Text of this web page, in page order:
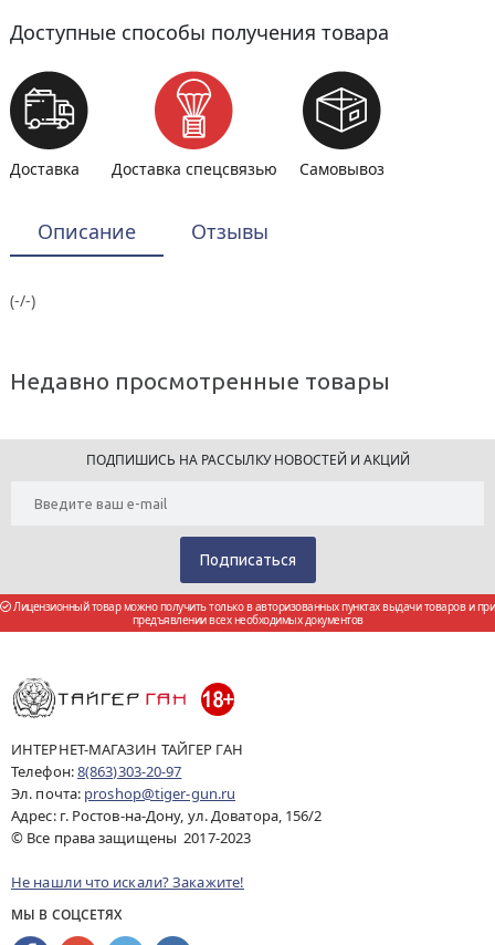
Доступные способы получения товара
Доставка Доставка спецсвязью Самовывоз
Описание Отзывы
(-/-)
Недавно просмотренные товары
ПОДПИШИСЬ НА РАССЫЛКУ НОВОСТЕЙ И АКЦИЙ
Лицензионный товар можно получить только в авторизованных пунктах выдачи товаров и при
предъявлении всех необходимых документов
ИНТЕРНЕТ-МАГАЗИН ТАЙГЕР ГАН
Телефон:8(863)303-20-97
Эл. почта: proshop@tiger-gun.ru
Адрес: г. Ростов-на-Дону, ул. Доватора, 156/2
© Все права защищены 2017-2023
Не нашли что искали? Закажите!
МЫ В СОЦСЕТЯХ